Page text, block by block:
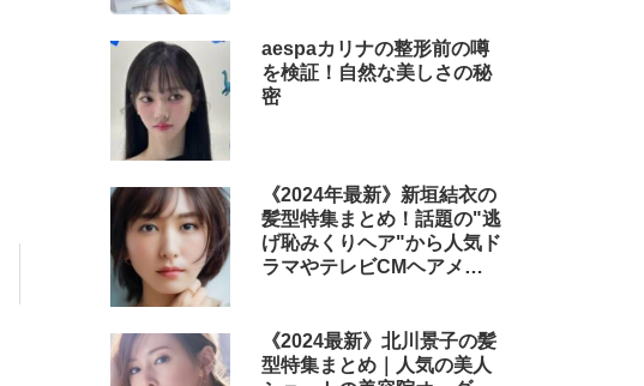
aespaカリナの整形前の噂
を検証！自然な美しさの秘
密
《2024年最新》新垣結衣の
髪型特集まとめ！話題の"逃
げ恥みくりヘア"から人気ド
ラマやテレビCMヘアメイ
《2024最新》北川景子の髪
型特集まとめ｜人気の美人